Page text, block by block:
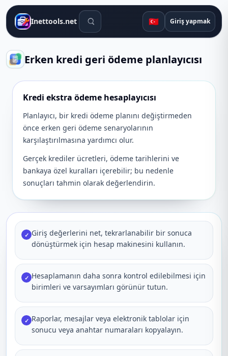
Inettools.net Arama araçları 🇹🇷 Giriş yapmak
Erken kredi geri ödeme planlayıcısı
Kredi ekstra ödeme hesaplayıcısı
Planlayıcı, bir kredi ödeme planını değiştirmeden
önce erken geri ödeme senaryolarının
karşılaştırılmasına yardımcı olur.
Gerçek krediler ücretleri, ödeme tarihlerini ve
bankaya özel kuralları içerebilir; bu nedenle
sonuçları tahmin olarak değerlendirin.
✓ Giriş değerlerini net, tekrarlanabilir bir sonuca
dönüştürmek için hesap makinesini kullanın.
✓ Hesaplamanın daha sonra kontrol edilebilmesi için
birimleri ve varsayımları görünür tutun.
✓ Raporlar, mesajlar veya elektronik tablolar için
sonucu veya anahtar numaraları kopyalayın.